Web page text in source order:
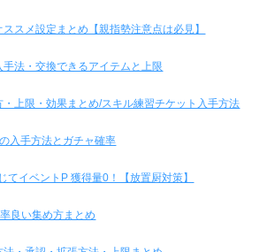
スメ設定まとめ【親指勢注意点は必見】
手法・交換できるアイテムと上限
上限・効果まとめ/スキル練習チケット入手方法
入手方法とガチャ確率
てイベントP 獲得量0！【放置厨対策】
良い集め方まとめ